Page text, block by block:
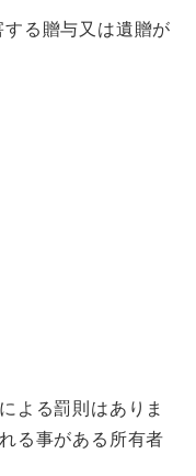
る贈与又は遺贈が
よる罰則はありま
る事がある所有者